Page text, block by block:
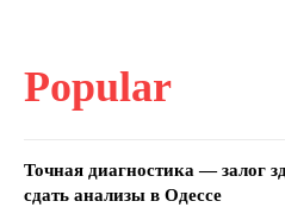
Popular
Точная диагностика — залог
сдать анализы в Одессе